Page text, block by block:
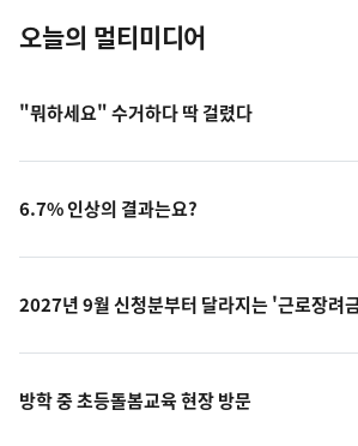
오늘의 멀티미디어
"뭐하세요" 수거하다 딱 걸렸다
6.7% 인상의 결과는요?
2027년 9월 신청분부터 달라지는 '근로장려
방학 중 초등돌봄교육 현장 방문